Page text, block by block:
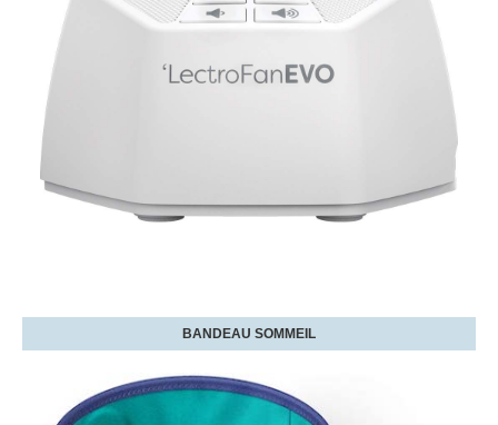
BANDEAU SOMMEIL